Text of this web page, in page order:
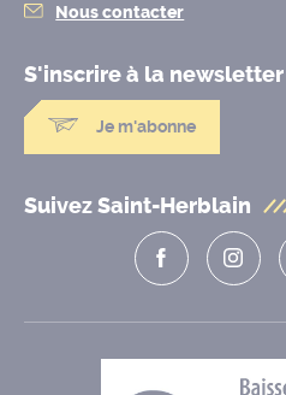
Nous contacter
S'inscrire à la newsletter
Je m'abonne
Suivez Saint-Herblain